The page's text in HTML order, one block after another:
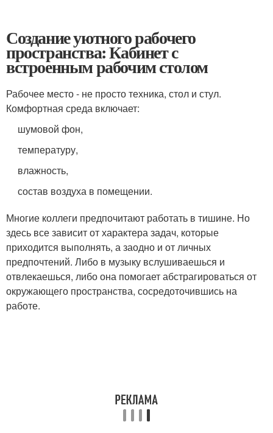
Создание уютного рабочего
пространства: Кабинет с
встроенным рабочим столом
Рабочее место - не просто техника, стол и стул.
Комфортная среда включает:
шумовой фон,
температуру,
влажность,
состав воздуха в помещении.
Многие коллеги предпочитают работать в тишине. Но
здесь все зависит от характера задач, которые
приходится выполнять, а заодно и от личных
предпочтений. Либо в музыку вслушиваешься и
отвлекаешься, либо она помогает абстрагироваться от
окружающего пространства, сосредоточившись на
работе.